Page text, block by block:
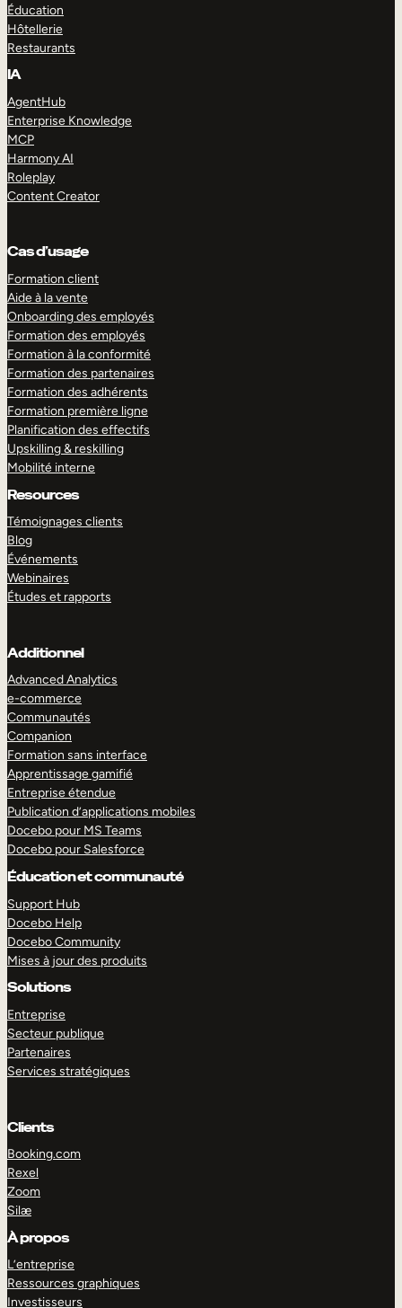
Éducation
Hôtellerie
Restaurants
IA
AgentHub
Enterprise Knowledge
MCP
Harmony AI
Roleplay
Content Creator
Cas d’usage
Formation client
Aide à la vente
Onboarding des employés
Formation des employés
Formation à la conformité
Formation des partenaires
Formation des adhérents
Formation première ligne
Planification des effectifs
Upskilling & reskilling
Mobilité interne
Resources
Témoignages clients
Blog
Événements
Webinaires
Études et rapports
Additionnel
Advanced Analytics
e-commerce
Communautés
Companion
Formation sans interface
Apprentissage gamifié
Entreprise étendue
Publication d’applications mobiles
Docebo pour MS Teams
Docebo pour Salesforce
Éducation et communauté
Support Hub
Docebo Help
Docebo Community
Mises à jour des produits
Solutions
Entreprise
Secteur publique
Partenaires
Services stratégiques
Clients
Booking.com
Rexel
Zoom
Silæ
À propos
L’entreprise
Ressources graphiques
Investisseurs